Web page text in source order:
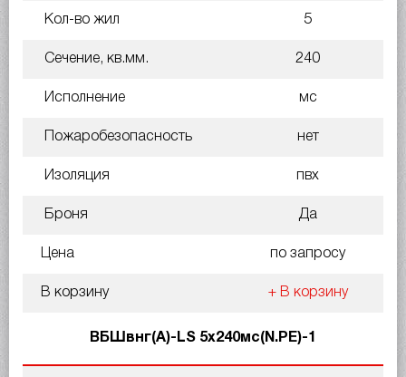
Кол-во жил 5
Сечение, кв.мм. 240
Исполнение мс
Пожаробезопасность нет
Изоляция пвх
Броня Да
Цена по запросу
В корзину + В корзину
ВБШвнг(A)-LS 5х240мс(N.PE)-1